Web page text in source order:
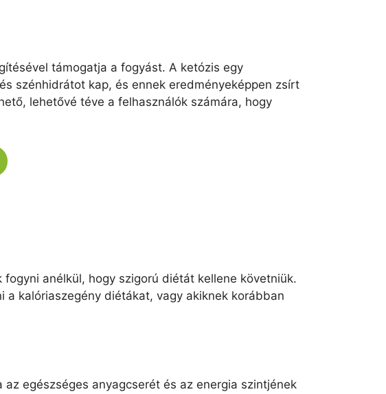
támogatja a fogyást. A ketózis egy
szénhidrátot kap, és ennek eredményeképpen zsírt
lehetővé téve a felhasználók számára, hogy
anélkül, hogy szigorú diétát kellene követniük.
kalóriaszegény diétákat, vagy akiknek korábban
egészséges anyagcserét és az energia szintjének